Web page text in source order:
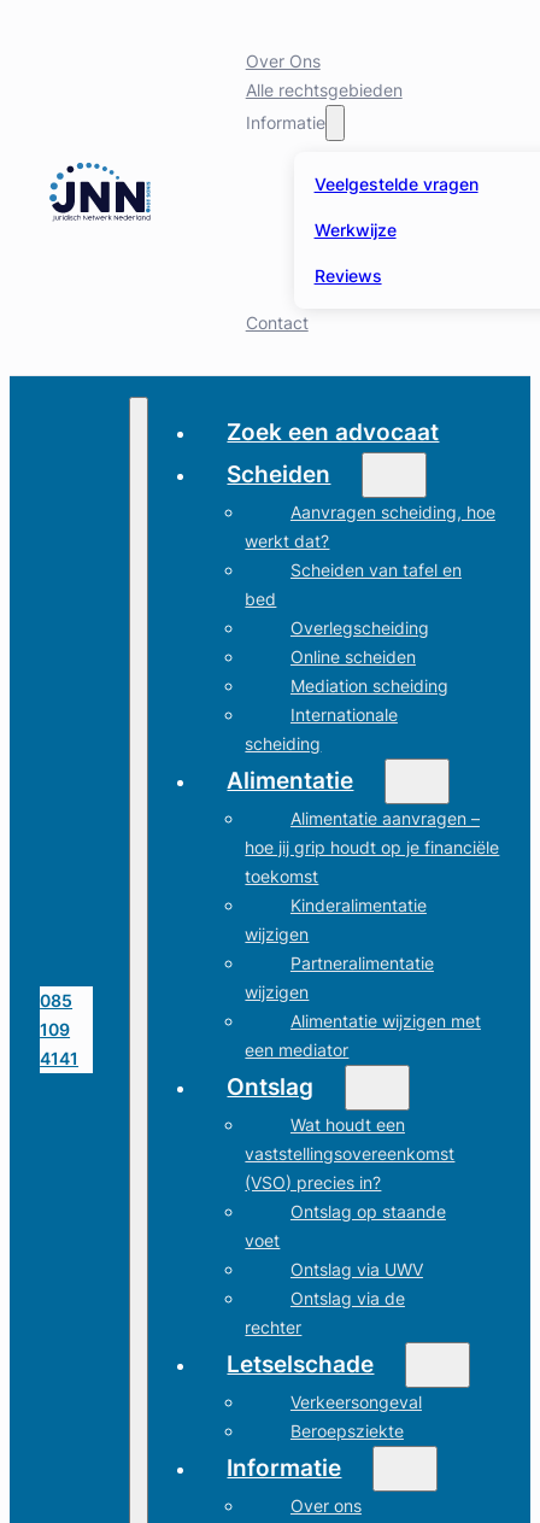
Over Ons
Alle rechtsgebieden
Informatie
Veelgestelde vragen
Werkwijze
Reviews
Contact
085
109
4141
Zoek een advocaat
Scheiden
Aanvragen scheiding, hoe
werkt dat?
Scheiden van tafel en
bed
Overlegscheiding
Online scheiden
Mediation scheiding
Internationale
scheiding
Alimentatie
Alimentatie aanvragen –
hoe jij grip houdt op je financiële
toekomst
Kinderalimentatie
wijzigen
Partneralimentatie
wijzigen
Alimentatie wijzigen met
een mediator
Ontslag
Wat houdt een
vaststellingsovereenkomst
(VSO) precies in?
Ontslag op staande
voet
Ontslag via UWV
Ontslag via de
rechter
Letselschade
Verkeersongeval
Beroepsziekte
Informatie
Over ons